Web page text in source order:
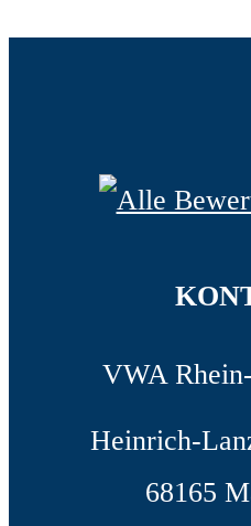
VWA
Heinrich-
68165